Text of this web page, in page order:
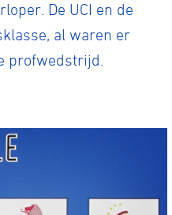
De UCI en de
al waren er
profwedstrijd.